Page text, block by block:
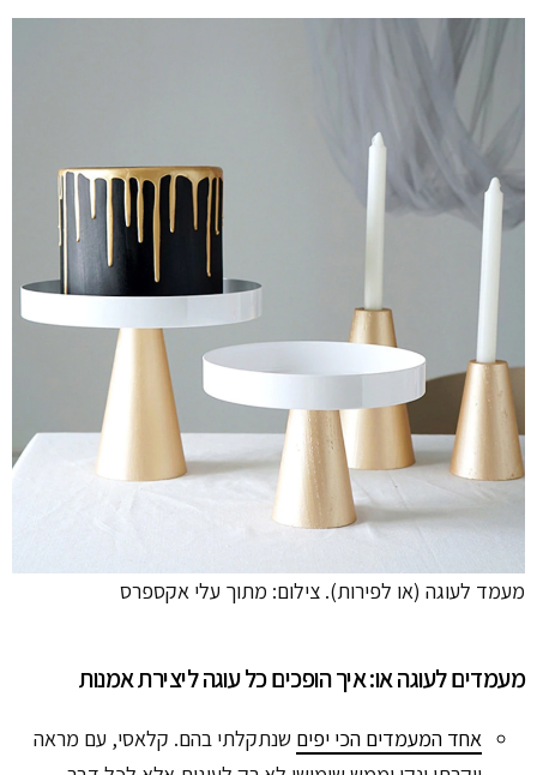
מעמד לעוגה (או לפירות). צילום: מתוך עלי אקספרס
מעמדים לעוגה או: איך הופכים כל עוגה ליצירת אמנות
אחד המעמדים הכי יפים שנתקלתי בהם. קלאסי, עם מראה